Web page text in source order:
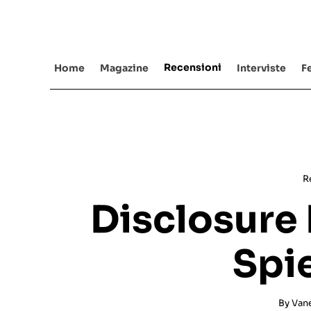
Home Magazine Recensioni Interviste
Disclosure
By